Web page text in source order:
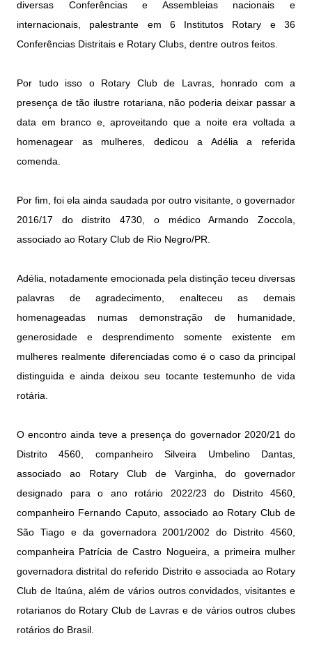
diversas Conferências e Assembleias nacionais e
internacionais, palestrante em 6 Institutos Rotary e 36
Conferências Distritais e Rotary Clubs, dentre outros feitos.
Por tudo isso o Rotary Club de Lavras, honrado com a
presença de tão ilustre rotariana, não poderia deixar passar a
data em branco e, aproveitando que a noite era voltada a
homenagear as mulheres, dedicou a Adélia a referida
comenda.
Por fim, foi ela ainda saudada por outro visitante, o governador
2016/17 do distrito 4730, o médico Armando Zoccola,
associado ao Rotary Club de Rio Negro/PR.
Adélia, notadamente emocionada pela distinção teceu diversas
palavras de agradecimento, enalteceu as demais
homenageadas numas demonstração de humanidade,
generosidade e desprendimento somente existente em
mulheres realmente diferenciadas como é o caso da principal
distinguida e ainda deixou seu tocante testemunho de vida
rotária.
O encontro ainda teve a presença do governador 2020/21 do
Distrito 4560, companheiro Silveira Umbelino Dantas,
associado ao Rotary Club de Varginha, do governador
designado para o ano rotário 2022/23 do Distrito 4560,
companheiro Fernando Caputo, associado ao Rotary Club de
São Tiago e da governadora 2001/2002 do Distrito 4560,
companheira Patrícia de Castro Nogueira, a primeira mulher
governadora distrital do referido Distrito e associada ao Rotary
Club de Itaúna, além de vários outros convidados, visitantes e
rotarianos do Rotary Club de Lavras e de vários outros clubes
rotários do Brasil.